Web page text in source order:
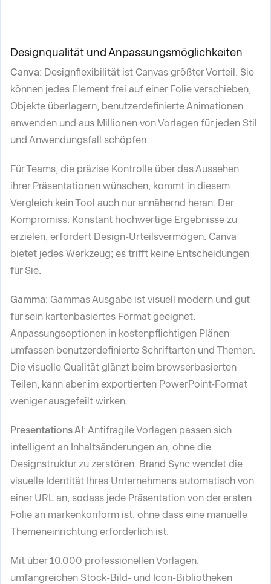
Designqualität und Anpassungsmöglichkeiten
Canva: Designflexibilität ist Canvas größter Vorteil. Sie
können jedes Element frei auf einer Folie verschieben,
Objekte überlagern, benutzerdefinierte Animationen
anwenden und aus Millionen von Vorlagen für jeden Stil
und Anwendungsfall schöpfen.
Für Teams, die präzise Kontrolle über das Aussehen
ihrer Präsentationen wünschen, kommt in diesem
Vergleich kein Tool auch nur annähernd heran. Der
Kompromiss: Konstant hochwertige Ergebnisse zu
erzielen, erfordert Design-Urteilsvermögen. Canva
bietet jedes Werkzeug; es trifft keine Entscheidungen
für Sie.
Gamma: Gammas Ausgabe ist visuell modern und gut
für sein kartenbasiertes Format geeignet.
Anpassungsoptionen in kostenpflichtigen Plänen
umfassen benutzerdefinierte Schriftarten und Themen.
Die visuelle Qualität glänzt beim browserbasierten
Teilen, kann aber im exportierten PowerPoint-Format
weniger ausgefeilt wirken.
Presentations AI: Antifragile Vorlagen passen sich
intelligent an Inhaltsänderungen an, ohne die
Designstruktur zu zerstören. Brand Sync wendet die
visuelle Identität Ihres Unternehmens automatisch von
einer URL an, sodass jede Präsentation von der ersten
Folie an markenkonform ist, ohne dass eine manuelle
Themeneinrichtung erforderlich ist.
Mit über 10.000 professionellen Vorlagen,
umfangreichen Stock-Bild- und Icon-Bibliotheken